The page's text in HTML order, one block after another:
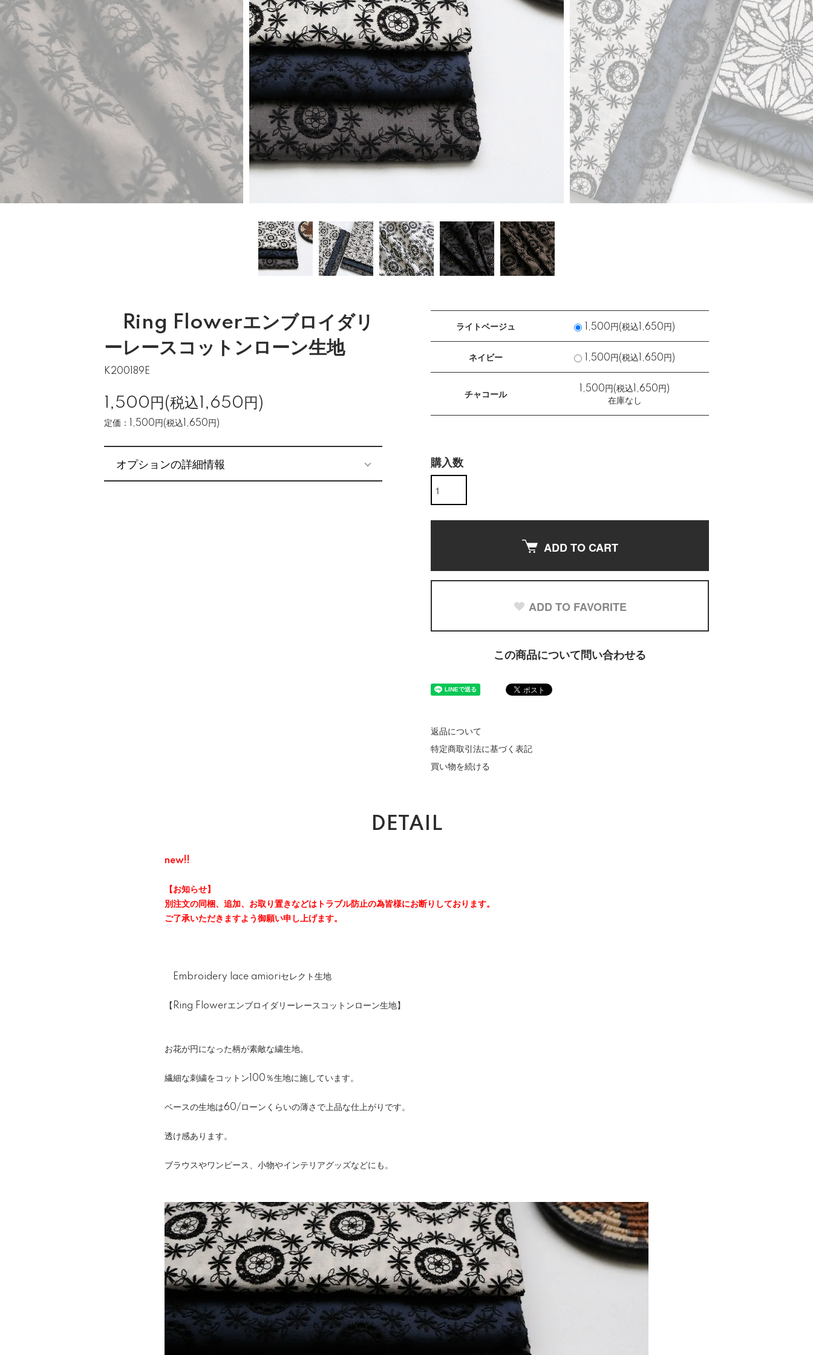
Ring Flowerエンブロイダリ
ーレースコットンローン生地
K200189E
1,500円(税込1,650円)
定価：1,500円(税込1,650円)
オプションの詳細情報
ライトベージュ 1,500円(税込1,650円)
ネイビー 1,500円(税込1,650円)
チャコール
1,500円(税込1,650円)
在庫なし
購入数
ADD TO CART
ADD TO FAVORITE
この商品について問い合わせる
返品について
特定商取引法に基づく表記
買い物を続ける
DETAIL
new!!
【お知らせ】
別注文の同梱、追加、お取り置きなどはトラブル防止の為皆様にお断りしております。
ご了承いただきますよう御願い申し上げます。
Embroidery lace amioriセレクト生地
【Ring Flowerエンブロイダリーレースコットンローン生地】
お花が円になった柄が素敵な繍生地。
繊細な刺繍をコットン100％生地に施しています。
ベースの生地は60/ローンくらいの薄さで上品な仕上がりです。
透け感あります。
ブラウスやワンピース、小物やインテリアグッズなどにも。